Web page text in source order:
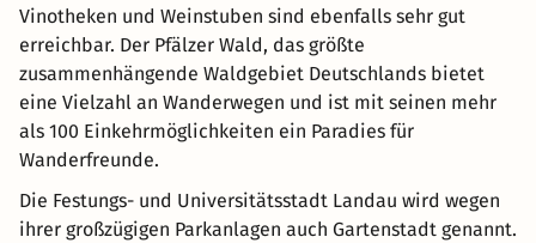
Vinotheken und Weinstuben sind ebenfalls sehr gut
erreichbar. Der Pfälzer Wald, das größte
zusammenhängende Waldgebiet Deutschlands bietet
eine Vielzahl an Wanderwegen und ist mit seinen mehr
als 100 Einkehrmöglichkeiten ein Paradies für
Wanderfreunde.
Die Festungs- und Universitätsstadt Landau wird wegen
ihrer großzügigen Parkanlagen auch Gartenstadt genannt.